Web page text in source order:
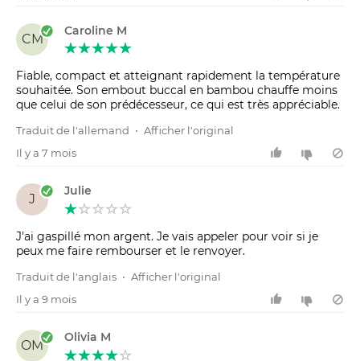
CM
Caroline M
Fiable, compact et atteignant rapidement la température
souhaitée. Son embout buccal en bambou chauffe moins
que celui de son prédécesseur, ce qui est très appréciable.
Traduit de l'allemand • Afficher l'original
Il y a 7 mois
J
Julie
J'ai gaspillé mon argent. Je vais appeler pour voir si je
peux me faire rembourser et le renvoyer.
Traduit de l'anglais • Afficher l'original
Il y a 9 mois
OM
Olivia M